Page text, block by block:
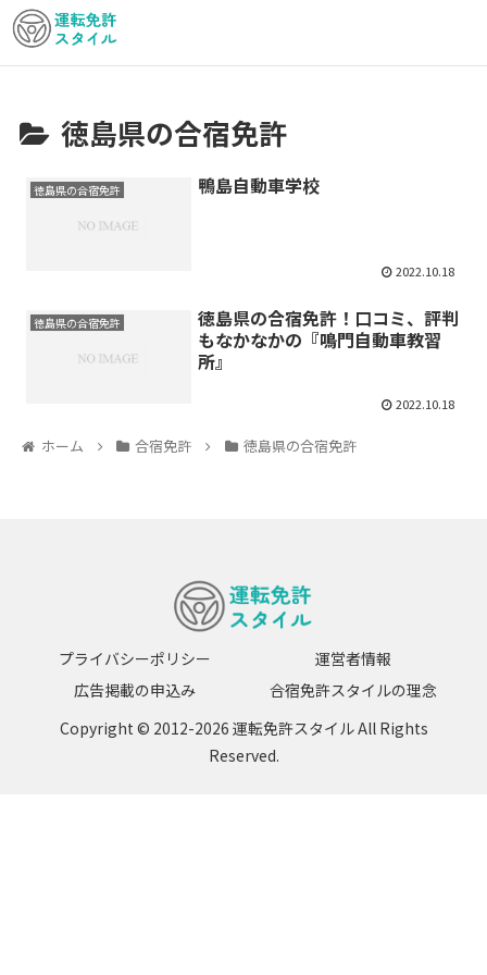
徳島県の合宿免許
徳島県の合宿免許 鴨島自動車学校
2022.10.18
徳島県の合宿免許
徳島県の合宿免許！口コミ、評判
もなかなかの『鳴門自動車教習
所』
2022.10.18
ホーム 合宿免許 徳島県の合宿免許
プライバシーポリシー
運営者情報
広告掲載の申込み
合宿免許スタイルの理念
Copyright © 2012-2026 運転免許スタイル All Rights
Reserved.